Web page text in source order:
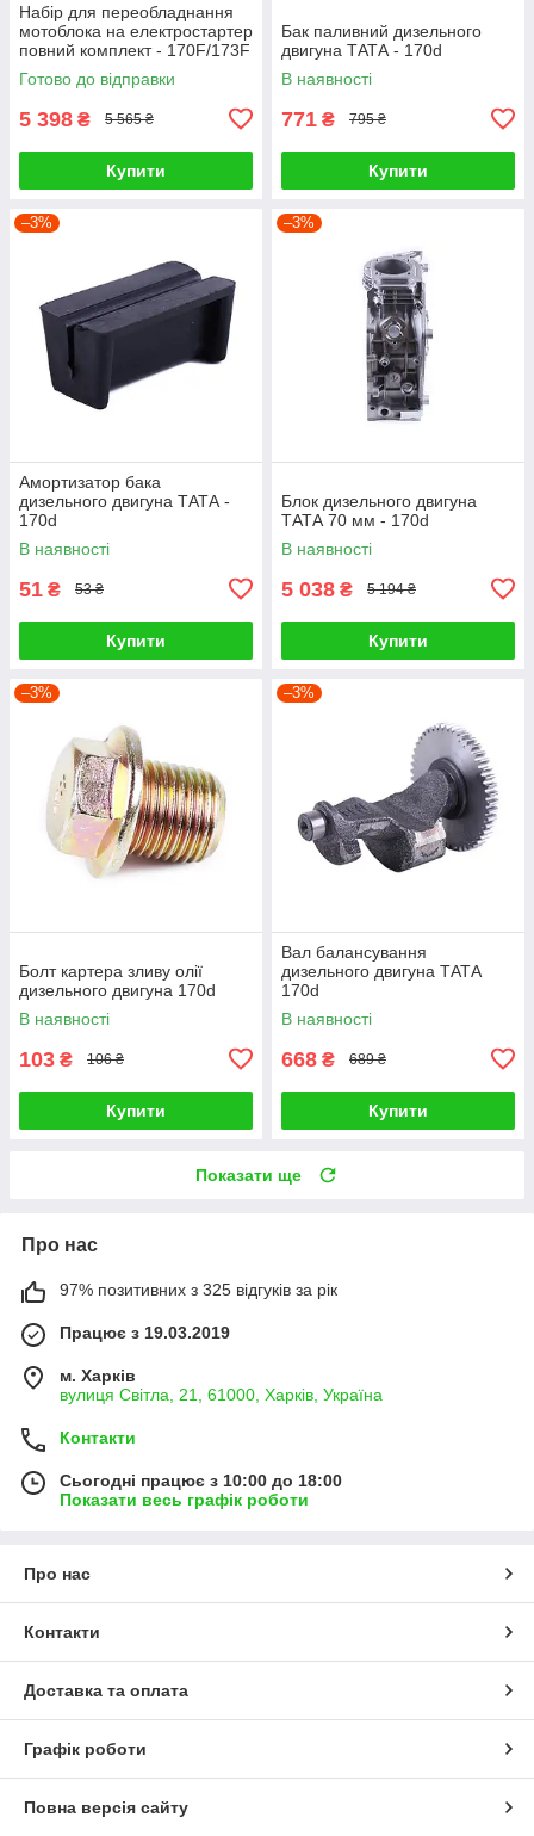
Набір для переобладнання
мотоблока на електростартер
повний комплект - 170F/173F
- 4–5 к.с.
Готово до відправки
5 398 ₴ 5 565 ₴
Купити
Бак паливний дизельного
двигуна ТАТА - 170d
В наявності
771 ₴ 795 ₴
Купити
–3%
Амортизатор бака
дизельного двигуна ТАТА -
170d
В наявності
51 ₴ 53 ₴
Купити
–3%
Блок дизельного двигуна
ТАТА 70 мм - 170d
В наявності
5 038 ₴ 5 194 ₴
Купити
–3%
Болт картера зливу олії
дизельного двигуна 170d
В наявності
103 ₴ 106 ₴
Купити
–3%
Вал балансування
дизельного двигуна ТАТА
170d
В наявності
668 ₴ 689 ₴
Купити
Показати ще
Про нас
97% позитивних з 325 відгуків за рік
Працює з 19.03.2019
м. Харків
вулиця Світла, 21, 61000, Харків, Україна
Контакти
Сьогодні працює з 10:00 до 18:00
Показати весь графік роботи
Про нас
Контакти
Доставка та оплата
Графік роботи
Повна версія сайту